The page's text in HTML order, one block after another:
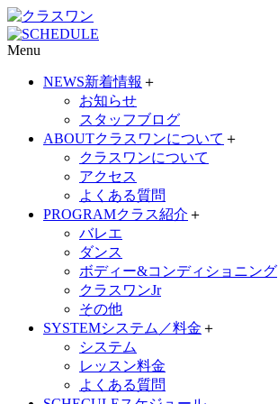
Menu
NEWS新着情報 ＋
お知らせ
スタッフブログ
ABOUTクラスワンについて ＋
クラスワンについて
アクセス
よくある質問
PROGRAMクラス紹介 ＋
バレエ
ダンス
ボディー&コンディショニング
クラスワンJr
その他
SYSTEMシステム／料金 ＋
システム
レッスン料金
よくある質問